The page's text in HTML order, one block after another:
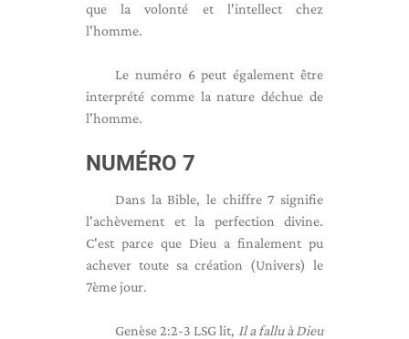
que la volonté et l'intellect chez
l'homme.
Le numéro 6 peut également être
interprété comme la nature déchue de
l'homme.
NUMÉRO 7
Dans la Bible, le chiffre 7 signifie
l'achèvement et la perfection divine.
C'est parce que Dieu a finalement pu
achever toute sa création (Univers) le
7ème jour.
Genèse 2:2-3 LSG lit, Il a fallu à Dieu